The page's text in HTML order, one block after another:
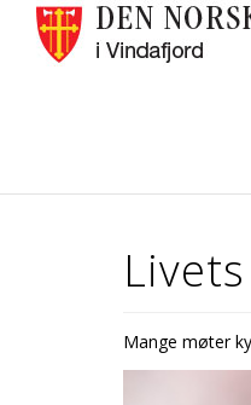
Mange møter